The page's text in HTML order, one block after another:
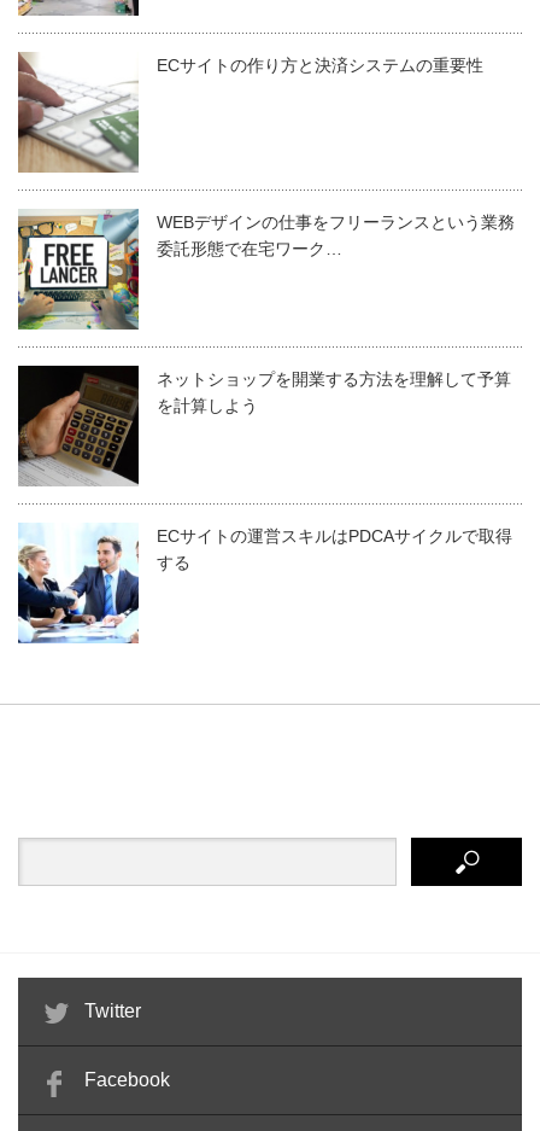
ECサイトの作り方と決済システムの重要性
WEBデザインの仕事をフリーランスという業務
委託形態で在宅ワーク…
ネットショップを開業する方法を理解して予算
を計算しよう
ECサイトの運営スキルはPDCAサイクルで取得
する
Twitter
Facebook